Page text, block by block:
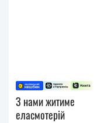
З нами житиме
еласмотерій